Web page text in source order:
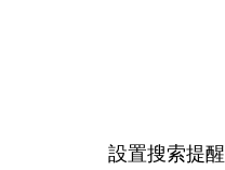
設置搜索提醒